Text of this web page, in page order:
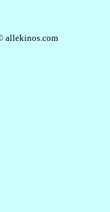
allekinos.com